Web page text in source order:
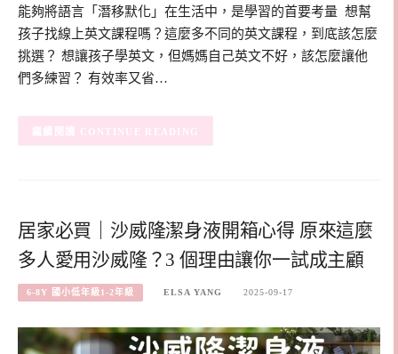
能夠將語言「潛移默化」在生活中，是學習的首要考量 想幫
孩子找線上英文課程嗎？這麼多不同的英文課程，到底該怎麼
挑選？ 想讓孩子學英文，但媽媽自己英文不好，該怎麼讓他
們多練習？ 有效率又省…
CONTINUE READING
居家必買｜沙威隆潔身液開箱心得 原來這麼
多人愛用沙威隆？3 個理由讓你一試成主顧
6-8Y 國小低年級1-2年級 ELSA YANG 2025-09-17